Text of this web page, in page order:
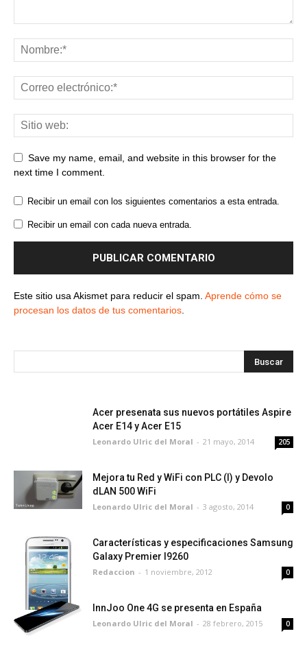
Save my name, email, and website in this browser for the
next time I comment.
Recibir un email con los siguientes comentarios a esta entrada.
Recibir un email con cada nueva entrada.
Este sitio usa Akismet para reducir el spam. Aprende cómo se
procesan los datos de tus comentarios
Acer presenata sus nuevos portátiles Aspire
Acer E14 y Acer E15
Leonardo Ulric del Moral - 21 mayo, 2014 205
Mejora tu Red y WiFi con PLC (I) y Devolo
dLAN 500 WiFi
Leonardo Ulric del Moral - 3 agosto, 2014 0
Características y especificaciones Samsung
Galaxy Premier I9260
Redaccion - 1 noviembre, 2012 0
InnJoo One 4G se presenta en España
Leonardo Ulric del Moral - 28 febrero, 2015 0